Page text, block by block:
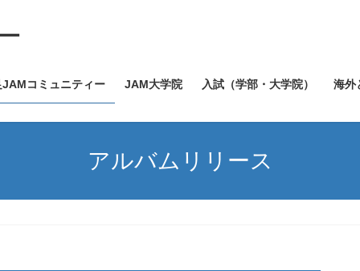
JAMコミュニティー JAM大学院 入試（学部・大学院） 海外
アルバムリリース